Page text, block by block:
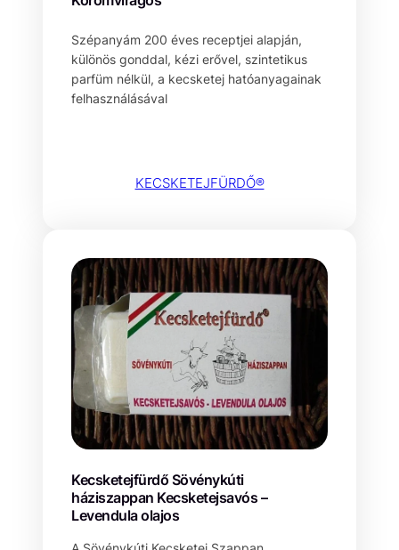
Szépanyám 200 éves receptjei alapján,
különös gonddal, kézi erővel, szintetikus
parfüm nélkül, a kecsketej hatóanyagainak
felhasználásával
KECSKETEJFÜRDŐ®
Kecsketejfürdő Sövénykúti
háziszappan Kecsketejsavós –
Levendula olajos